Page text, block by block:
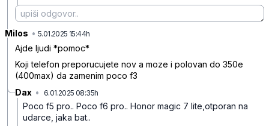
Milos • 5.01.2025 15:44h
Ajde ljudi *pomoc*
Koji telefon preporucujete nov a moze i polovan do 350e
(400max) da zamenim poco f3
Dax • 6.01.2025 08:35h
Poco f5 pro.. Poco f6 pro.. Honor magic 7 lite,otporan na
udarce, jaka bat..